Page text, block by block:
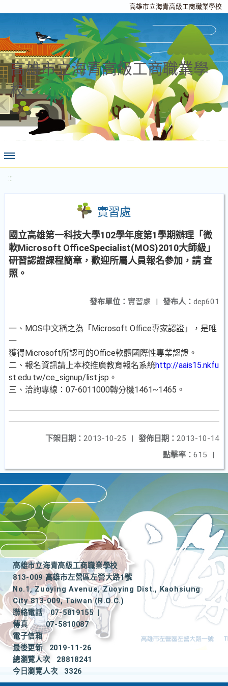
高雄市立海青高級工商職業學校
高雄市立海青高級工商職業學
校
:::
實習處
國立高雄第一科技大學102學年度第1學期辦理「微
軟Microsoft OfficeSpecialist(MOS)2010大師級」
研習認證課程簡章，歡迎所屬人員報名參加，請 查
照。
發布人： dep601
發布單位： 實習處 |
一、MOS中文稱之為「Microsoft Office專家認證」，是唯
一
獲得Microsoft所認可的Office軟體國際性專業認證。
二、報名資訊請上本校推廣教育報名系統http://aais15.nkfu
st.edu.tw/ce_signup/list.jsp。
三、洽詢專線：07-6011000轉分機1461~1465。
發佈日期： 2013-10-14
下架日期： 2013-10-25
|
點擊率： 615 |
高雄市立海青高級工商職業學校
813-009 高雄市左營區左營大路1號
No.1, Zuoying Avenue, Zuoying Dist., Kaohsiung
City 813-009, Taiwan (R.O.C.)
聯絡電話
07-5819155
|
傳真
07-5810087
電子信箱
最後更新
2019-11-26
總瀏覽人次
28818241
今日瀏覽人次
3326